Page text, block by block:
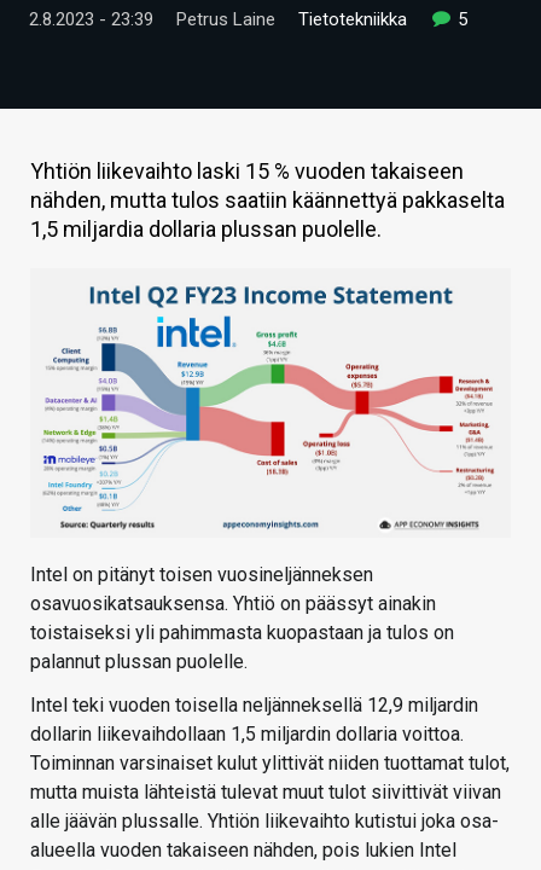
TIETOA
HINTA.FI
VAIHDA TEEMA
HAKU
2.8.2023 - 23:39 Petrus Laine Tietotekniikka 5
Yhtiön liikevaihto laski 15 % vuoden takaiseen
nähden, mutta tulos saatiin käännettyä pakkaselta
1,5 miljardia dollaria plussan puolelle.
Intel on pitänyt toisen vuosineljänneksen
osavuosikatsauksensa. Yhtiö on päässyt ainakin
toistaiseksi yli pahimmasta kuopastaan ja tulos on
palannut plussan puolelle.
Intel teki vuoden toisella neljänneksellä 12,9 miljardin
dollarin liikevaihdollaan 1,5 miljardin dollaria voittoa.
Toiminnan varsinaiset kulut ylittivät niiden tuottamat tulot,
mutta muista lähteistä tulevat muut tulot siivittivät viivan
alle jäävän plussalle. Yhtiön liikevaihto kutistui joka osa-
alueella vuoden takaiseen nähden, pois lukien Intel